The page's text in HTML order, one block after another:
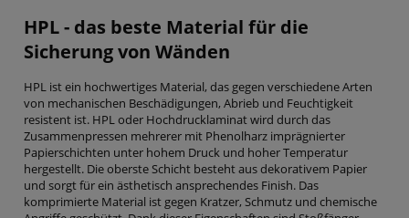
HPL - das beste Material für die
Sicherung von Wänden
HPL ist ein hochwertiges Material, das gegen verschiedene Arten
von mechanischen Beschädigungen, Abrieb und Feuchtigkeit
resistent ist. HPL oder Hochdrucklaminat wird durch das
Zusammenpressen mehrerer mit Phenolharz imprägnierter
Papierschichten unter hohem Druck und hoher Temperatur
hergestellt. Die oberste Schicht besteht aus dekorativem Papier
und sorgt für ein ästhetisch ansprechendes Finish. Das
komprimierte Material ist gegen Kratzer, Schmutz und chemische